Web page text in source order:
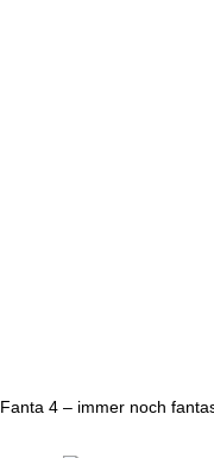
Fanta 4 – immer noch